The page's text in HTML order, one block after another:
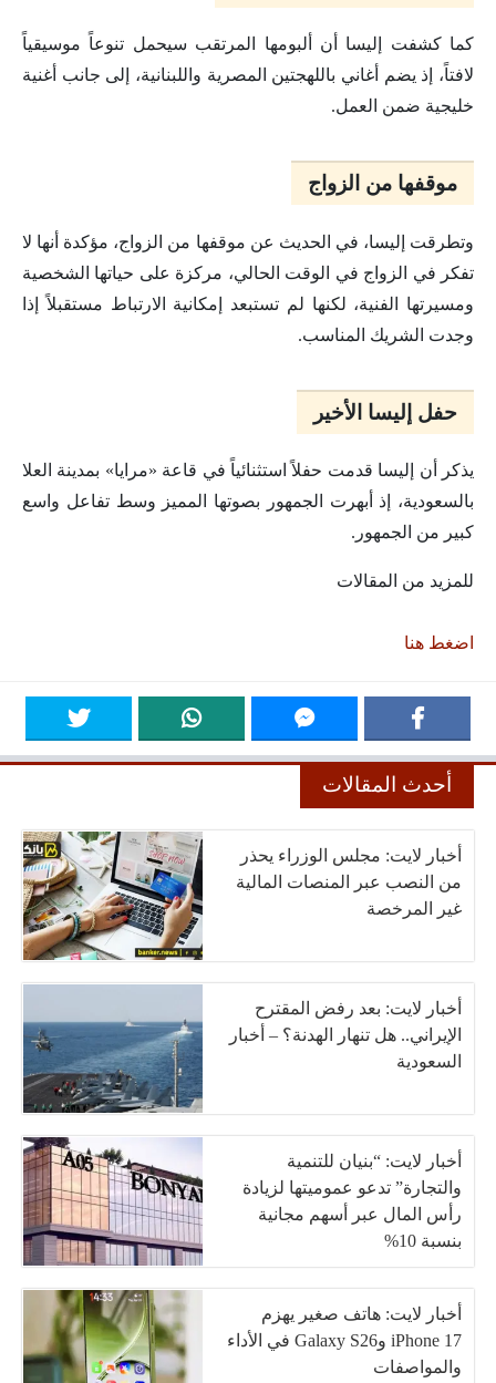
كما كشفت إليسا أن ألبومها المرتقب سيحمل تنوعاً موسيقياً
لافتاً، إذ يضم أغاني باللهجتين المصرية واللبنانية، إلى جانب أغنية
خليجية ضمن العمل.
موقفها من الزواج
وتطرقت إليسا، في الحديث عن موقفها من الزواج، مؤكدة أنها لا
تفكر في الزواج في الوقت الحالي، مركزة على حياتها الشخصية
ومسيرتها الفنية، لكنها لم تستبعد إمكانية الارتباط مستقبلاً إذا
وجدت الشريك المناسب.
حفل إليسا الأخير
يذكر أن إليسا قدمت حفلاً استثنائياً في قاعة «مرايا» بمدينة العلا
بالسعودية، إذ أبهرت الجمهور بصوتها المميز وسط تفاعل واسع
كبير من الجمهور.
للمزيد من المقالات
اضغط هنا
أحدث المقالات
أخبار لايت: مجلس الوزراء يحذر
من النصب عبر المنصات المالية
غير المرخصة
أخبار لايت: بعد رفض المقترح
الإيراني.. هل تنهار الهدنة؟ – أخبار
السعودية
أخبار لايت: “بنيان للتنمية
والتجارة” تدعو عموميتها لزيادة
رأس المال عبر أسهم مجانية
بنسبة 10%
أخبار لايت: هاتف صغير يهزم
iPhone 17 وGalaxy S26 في الأداء
والمواصفات